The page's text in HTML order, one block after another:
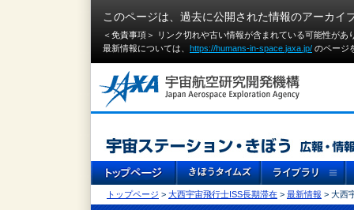
このページは、過去に公開された情報のアーカイ
＜免責事項＞ リンク切れや古い情報が含まれている可能性が
最新情報については、 https://humans-in-space.jaxa.jp/ のページ
トップページ > 大西宇宙飛行士ISS長期滞在 > 最新情報 > 大西